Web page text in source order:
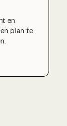
en
plan te